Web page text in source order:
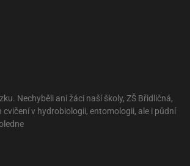
Nechyběli ani žáci naší školy, ZŠ Břidličná,
v hydrobiologii, entomologii, ale i půdní